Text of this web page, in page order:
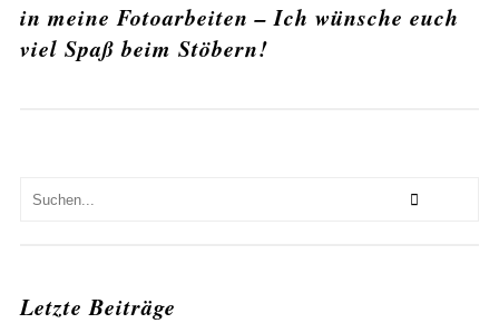
in meine Fotoarbeiten – Ich wünsche euch
viel Spaß beim Stöbern!
Letzte Beiträge